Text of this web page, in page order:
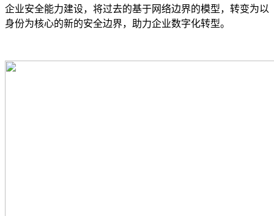
企业安全能力建设，将过去的基于网络边界的模型，转变为以
身份为核心的新的安全边界，助力企业数字化转型。